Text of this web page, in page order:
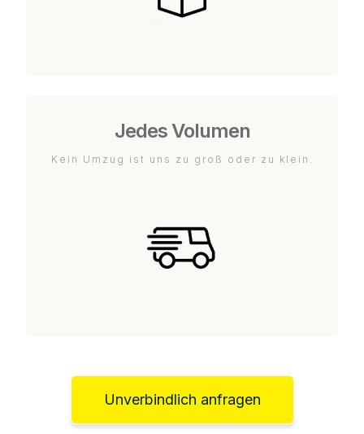
Jedes Volumen
Kein Umzug ist uns zu groß oder zu klein.
Unverbindlich anfragen